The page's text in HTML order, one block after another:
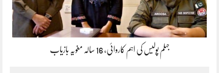
جہلم پولیس کی اہم کاروائی، 16 سالہ مغویہ بازیاب